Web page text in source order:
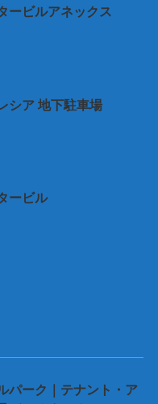
ービルアネックス
シア 地下駐車場
ービル
パーク｜テナント・ア